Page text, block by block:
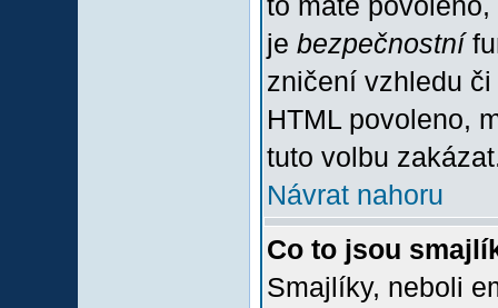
je bezpečnostní
zničení vzhledu
HTML povoleno,
tuto volbu
Návrat nahoru
Co to jsou
Smajlíky, neboli